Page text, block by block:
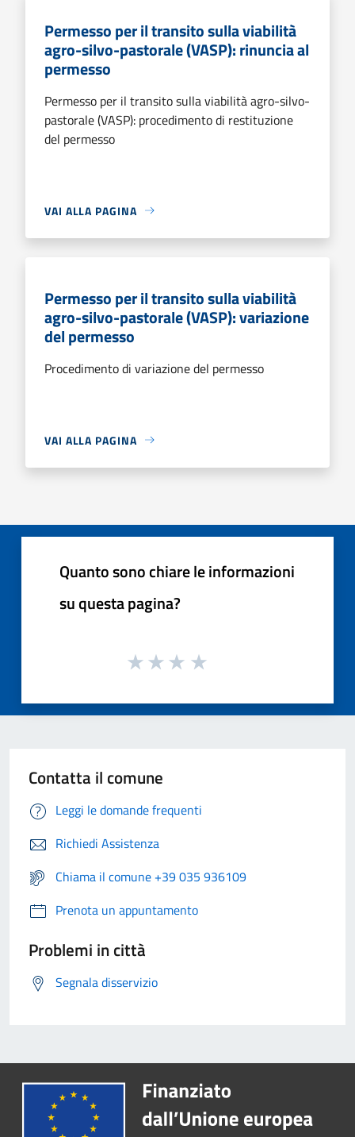
Permesso per il transito sulla viabilità
agro-silvo-pastorale (VASP): rinuncia al
permesso
Permesso per il transito sulla viabilità agro-silvo-
pastorale (VASP): procedimento di restituzione
del permesso
VAI ALLA PAGINA
Permesso per il transito sulla viabilità
agro-silvo-pastorale (VASP): variazione
del permesso
Procedimento di variazione del permesso
VAI ALLA PAGINA
Quanto sono chiare le informazioni
su questa pagina?
Contatta il comune
Leggi le domande frequenti
Richiedi Assistenza
Chiama il comune +39 035 936109
Prenota un appuntamento
Problemi in città
Segnala disservizio